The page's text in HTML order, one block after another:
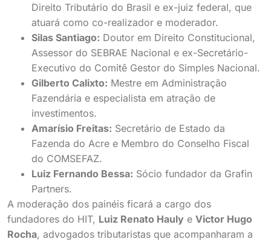
Direito Tributário do Brasil e ex-juiz federal, que
atuará como co-realizador e moderador.
Silas Santiago: Doutor em Direito Constitucional,
Assessor do SEBRAE Nacional e ex-Secretário-
Executivo do Comitê Gestor do Simples Nacional.
Gilberto Calixto: Mestre em Administração
Fazendária e especialista em atração de
investimentos.
Amarísio Freitas: Secretário de Estado da
Fazenda do Acre e Membro do Conselho Fiscal
do COMSEFAZ.
Luiz Fernando Bessa: Sócio fundador da Grafin
Partners.
A moderação dos painéis ficará a cargo dos
fundadores do HIT, Luiz Renato Hauly e Victor Hugo
Rocha, advogados tributaristas que acompanharam a